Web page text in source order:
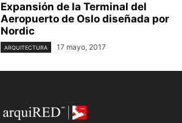
Expansión de la Terminal del
Aeropuerto de Oslo diseñada por
Nordic
ARQUITECTURA 17 mayo, 2017